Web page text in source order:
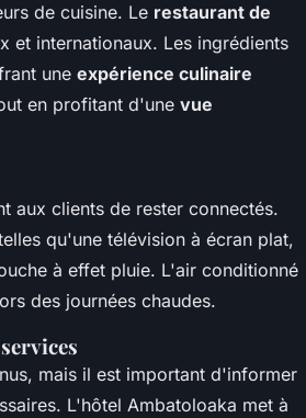
de cuisine. Le restaurant de
et internationaux. Les ingrédients
une expérience culinaire
en profitant d'une vue
aux clients de rester connectés.
qu'une télévision à écran plat,
à effet pluie. L'air conditionné
des journées chaudes.
mais il est important d'informer
L'hôtel Ambatoloaka met à